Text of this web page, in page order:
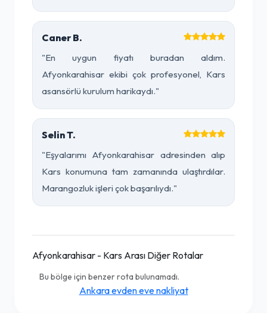
Caner B.
"En uygun fiyatı buradan aldım.
Afyonkarahisar ekibi çok profesyonel, Kars
asansörlü kurulum harikaydı."
Selin T.
"Eşyalarımı Afyonkarahisar adresinden alıp
Kars konumuna tam zamanında ulaştırdılar.
Marangozluk işleri çok başarılıydı."
Afyonkarahisar - Kars Arası Diğer Rotalar
Bu bölge için benzer rota bulunamadı.
Ankara evden eve nakliyat